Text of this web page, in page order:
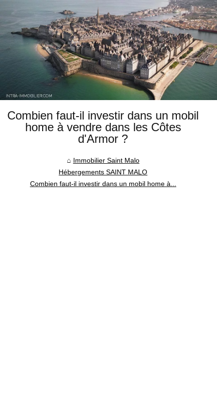
Combien faut-il investir dans un mobil
home à vendre dans les Côtes
d'Armor ?
Immobilier Saint Malo
Hébergements SAINT MALO
Combien faut-il investir dans un mobil home à...